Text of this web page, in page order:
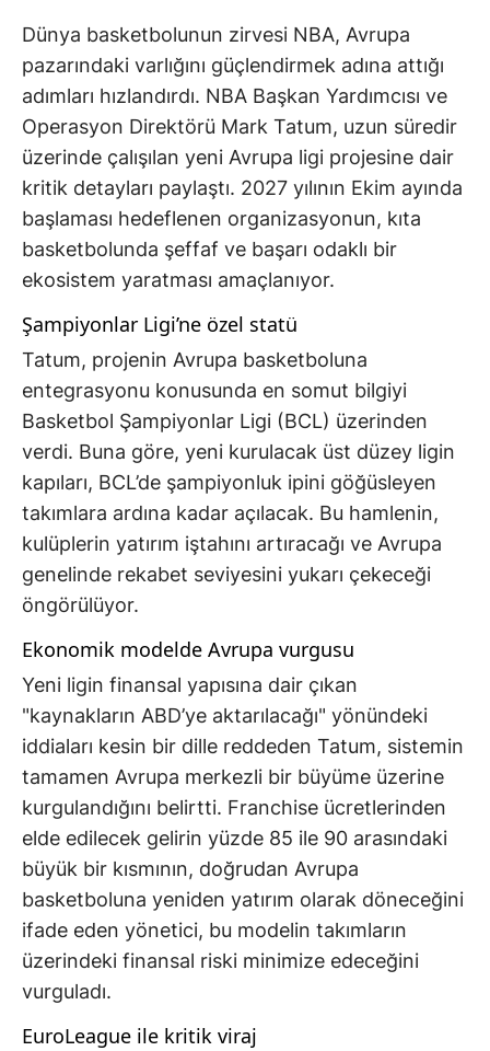
Dünya basketbolunun zirvesi NBA, Avrupa
pazarındaki varlığını güçlendirmek adına attığı
adımları hızlandırdı. NBA Başkan Yardımcısı ve
Operasyon Direktörü Mark Tatum, uzun süredir
üzerinde çalışılan yeni Avrupa ligi projesine dair
kritik detayları paylaştı. 2027 yılının Ekim ayında
başlaması hedeflenen organizasyonun, kıta
basketbolunda şeffaf ve başarı odaklı bir
ekosistem yaratması amaçlanıyor.
Şampiyonlar Ligi’ne özel statü
Tatum, projenin Avrupa basketboluna
entegrasyonu konusunda en somut bilgiyi
Basketbol Şampiyonlar Ligi (BCL) üzerinden
verdi. Buna göre, yeni kurulacak üst düzey ligin
kapıları, BCL’de şampiyonluk ipini göğüsleyen
takımlara ardına kadar açılacak. Bu hamlenin,
kulüplerin yatırım iştahını artıracağı ve Avrupa
genelinde rekabet seviyesini yukarı çekeceği
öngörülüyor.
Ekonomik modelde Avrupa vurgusu
Yeni ligin finansal yapısına dair çıkan
"kaynakların ABD’ye aktarılacağı" yönündeki
iddiaları kesin bir dille reddeden Tatum, sistemin
tamamen Avrupa merkezli bir büyüme üzerine
kurgulandığını belirtti. Franchise ücretlerinden
elde edilecek gelirin yüzde 85 ile 90 arasındaki
büyük bir kısmının, doğrudan Avrupa
basketboluna yeniden yatırım olarak döneceğini
ifade eden yönetici, bu modelin takımların
üzerindeki finansal riski minimize edeceğini
vurguladı.
EuroLeague ile kritik viraj